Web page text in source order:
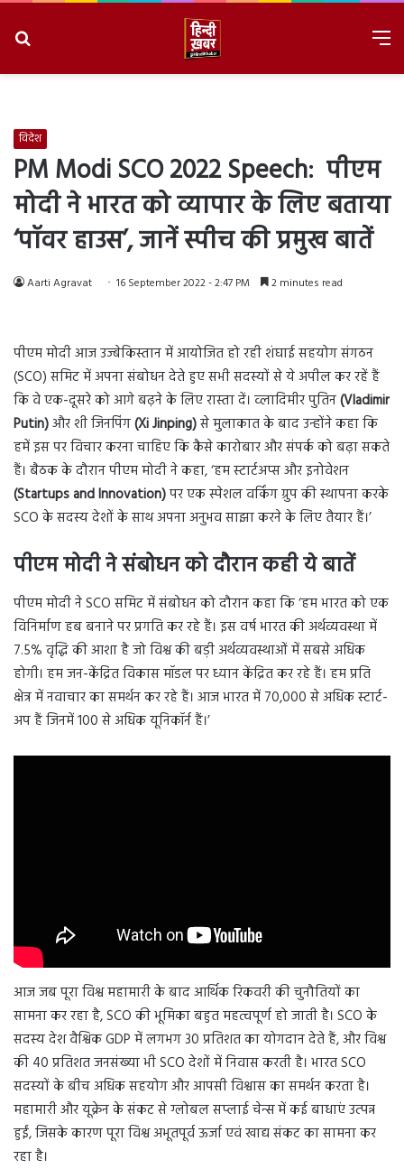
विदेश
PM Modi SCO 2022 Speech: पीएम
मोदी ने भारत को व्यापार के लिए बताया
‘पॉवर हाउस’, जानें स्पीच की प्रमुख बातें
Aarti Agravat 16 September 2022 - 2:47 PM 2 minutes read
पीएम मोदी आज उज्बेकिस्तान में आयोजित हो रही शंघाई सहयोग संगठन
(SCO) समिट में अपना संबोधन देते हुए सभी सदस्यों से ये अपील कर रहें हैं
कि वे एक-दूसरे को आगे बढ़ने के लिए रास्ता दें। व्लादिमीर पुतिन(Vladimir
Putin)और शी जिनपिंग(Xi Jinping)से मुलाकात के बाद उन्होंने कहा कि
हमें इस पर विचार करना चाहिए कि कैसे कारोबार और संपर्क को बढ़ा सकते
हैं। बैठक के दौरान पीएम मोदी ने कहा, ‘हम स्टार्टअप्स और इनोवेशन
(Startups and Innovation)पर एक स्पेशल वर्किंग ग्रुप की स्थापना करके
SCO के सदस्य देशों के साथ अपना अनुभव साझा करने के लिए तैयार हैं।’
पीएम मोदी ने संबोधन को दौरान कही ये बातें
पीएम मोदी ने SCO समिट में संबोधन को दौरान कहा कि ‘हम भारत को एक
विनिर्माण हब बनाने पर प्रगति कर रहे हैं। इस वर्ष भारत की अर्थव्यवस्था में
7.5% वृद्धि की आशा है जो विश्व की बड़ी अर्थव्यवस्थाओं में सबसे अधिक
होगी। हम जन-केंद्रित विकास मॉडल पर ध्यान केंद्रित कर रहे हैं। हम प्रति
क्षेत्र में नवाचार का समर्थन कर रहे हैं। आज भारत में 70,000 से अधिक स्टार्ट-
अप हैं जिनमें 100 से अधिक यूनिकॉर्न हैं।’
आज जब पूरा विश्व महामारी के बाद आर्थिक रिकवरी की चुनौतियों का
सामना कर रहा है, SCO की भूमिका बहुत महत्वपूर्ण हो जाती है। SCO के
सदस्य देश वैश्विक GDP में लगभग 30 प्रतिशत का योगदान देते हैं, और विश्व
की 40 प्रतिशत जनसंख्या भी SCO देशों में निवास करती है। भारत SCO
सदस्यों के बीच अधिक सहयोग और आपसी विश्वास का समर्थन करता है।
महामारी और यूक्रेन के संकट से ग्लोबल सप्लाई चेन्स में कई बाधाएं उत्पन्न
हुईं, जिसके कारण पूरा विश्व अभूतपूर्व ऊर्जा एवं खाद्य संकट का सामना कर
रहा है।